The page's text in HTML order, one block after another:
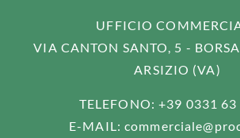
UFFICIO
VIA CANTON SANTO, 5 -
ARSIZIO (VA)
TELEFONO: +39 0331 63
E-MAIL: